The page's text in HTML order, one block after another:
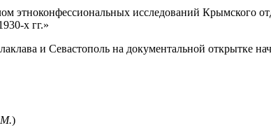
этноконфессиональных исследований
х гг.»
и Севастополь на документальной открытке
М.)